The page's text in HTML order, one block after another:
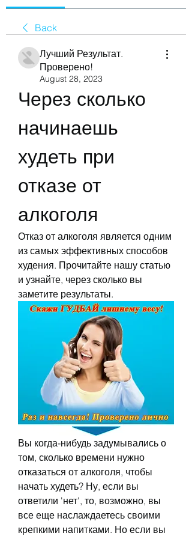
Back
Лучший Результат.
Проверено!
August 28, 2023
Через сколько
начинаешь
худеть при
отказе от
алкоголя
Отказ от алкоголя является одним
из самых эффективных способов
худения. Прочитайте нашу статью
и узнайте, через сколько вы
заметите результаты.
Вы когда-нибудь задумывались о
том, сколько времени нужно
отказаться от алкоголя, чтобы
начать худеть? Ну, если вы
ответили 'нет', то, возможно, вы
все еще наслаждаетесь своими
крепкими напитками. Но если вы